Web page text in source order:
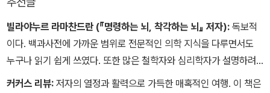
빌라야누르 라마찬드란 (『명령하는 뇌, 착각하는 뇌』 저자): 독보적
이다. 백과사전에 가까운 범위로 전문적인 의학 지식을 다루면서도
누구나 읽기 쉽게 쓰였다. 또한 많은 철학자와 심리학자가 설명하려
했던 뇌의 비밀을 대신 파헤쳐 준 귀중한 해독제이기도 하다.
커커스 리뷰: 저자의 열정과 활력으로 가득한 매혹적인 여행. 이 책은